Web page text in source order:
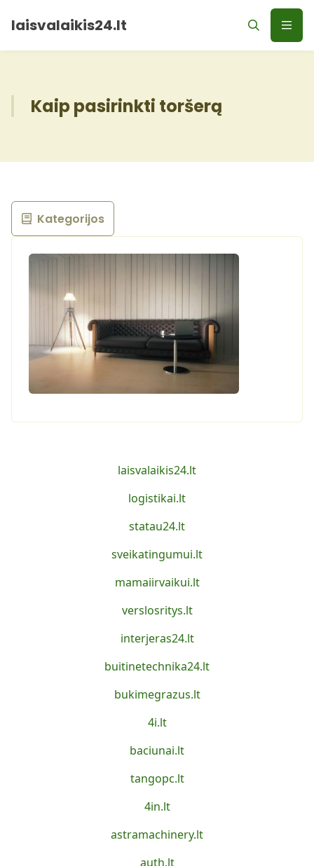
laisvalaikis24.lt
Kaip pasirinkti toršerą
Kategorijos
laisvalaikis24.lt
logistikai.lt
statau24.lt
sveikatingumui.lt
mamaiirvaikui.lt
verslosritys.lt
interjeras24.lt
buitinetechnika24.lt
bukimegrazus.lt
4i.lt
baciunai.lt
tangopc.lt
4in.lt
astramachinery.lt
auth.lt